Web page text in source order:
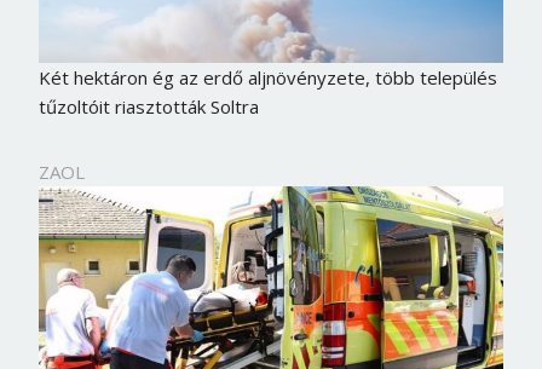
Két hektáron ég az erdő aljnövényzete, több település
tűzoltóit riasztották Soltra
ZAOL